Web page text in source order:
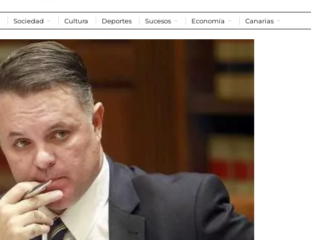
Sociedad Cultura Deportes Sucesos Economía Canarias